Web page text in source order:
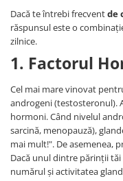
Dacă te întrebi frecventde
răspunsul este o
zilnice.
1. Factorul
Cel mai mare vinovat
androgeni (testosteronul).
hormoni. Când nivelul
sarcină, menopauză),
mai mult!". De asemenea,
Dacă unul dintre părinții
numărul și activitatea